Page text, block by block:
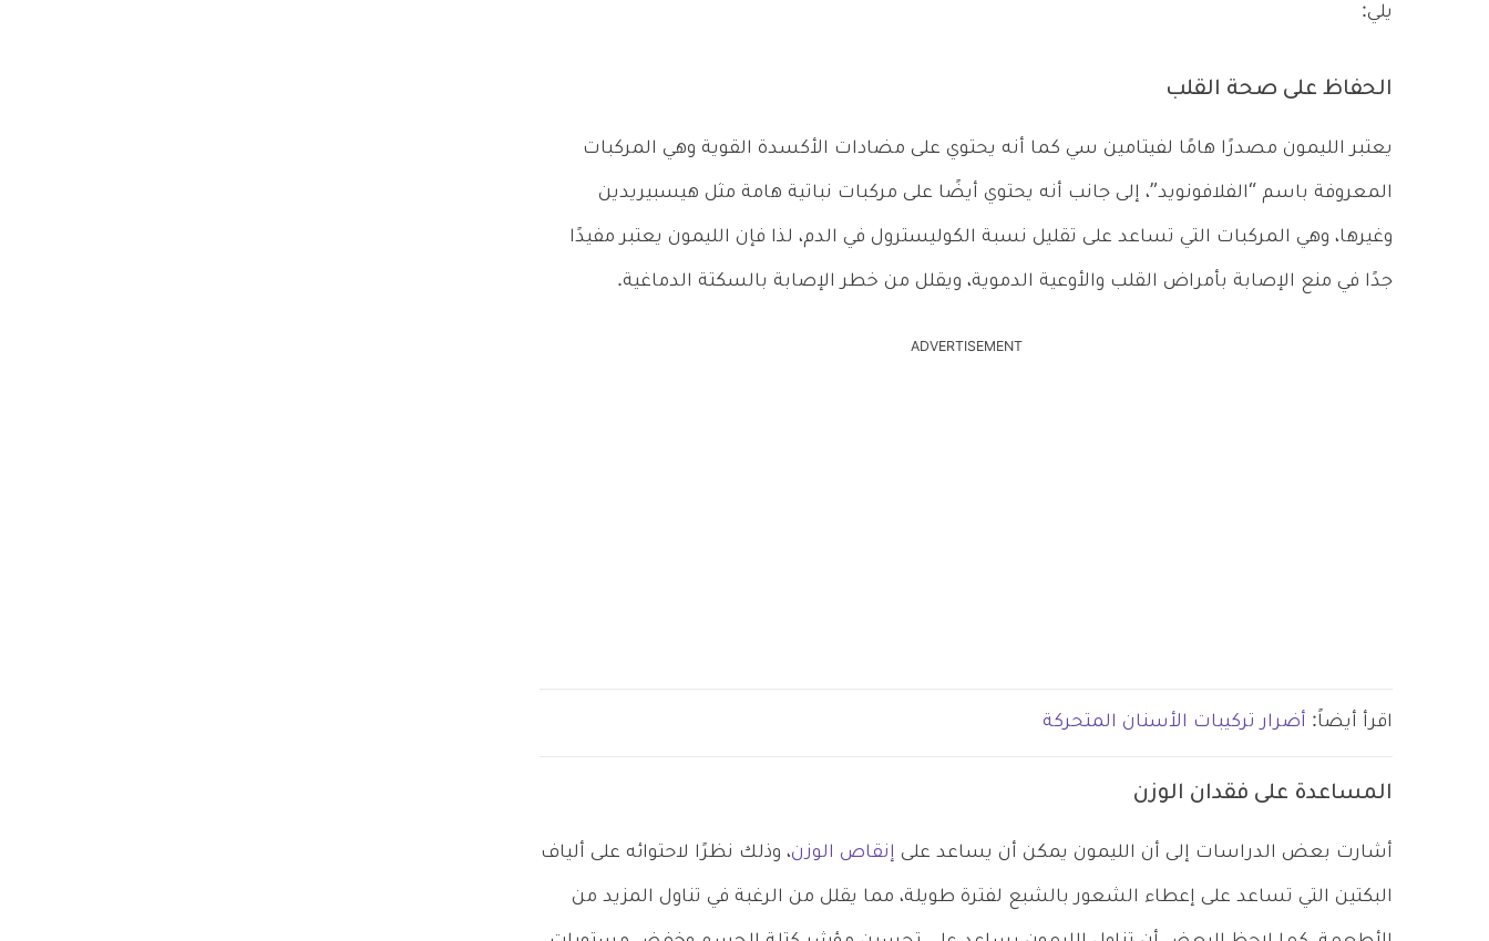
يلي:
الحفاظ على صحة القلب
يعتبر الليمون مصدرًا هامًا لفيتامين سي كما أنه يحتوي على مضادات الأكسدة القوية وهي المركبات
المعروفة باسم “الفلافونويد”، إلى جانب أنه يحتوي أيضًا على مركبات نباتية هامة مثل هيسبيريدين
وغيرها، وهي المركبات التي تساعد على تقليل نسبة الكوليسترول في الدم، لذا فإن الليمون يعتبر مفيدًا
جدًا في منع الإصابة بأمراض القلب والأوعية الدموية، ويقلل من خطر الإصابة بالسكتة الدماغية.
ADVERTISEMENT
اقرأ أيضاً: أضرار تركيبات الأسنان المتحركة
المساعدة على فقدان الوزن
أشارت بعض الدراسات إلى أن الليمون يمكن أن يساعد على إنقاص الوزن، وذلك نظرًا لاحتوائه على ألياف
البكتين التي تساعد على إعطاء الشعور بالشبع لفترة طويلة، مما يقلل من الرغبة في تناول المزيد من